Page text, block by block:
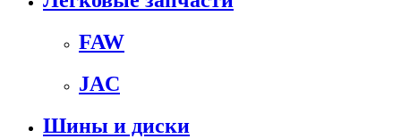
FAW
JAC
Шины и диски